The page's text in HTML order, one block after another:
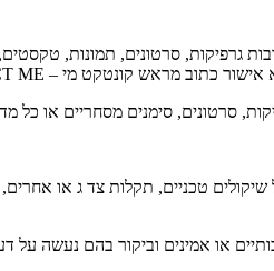
גרפיקות, סרטונים, תמונות,
אישור כתוב מראש קונטקט מי – CONTACT ME
סרטונים, סימנים מסחריים או
טכניים, תקלות צד ג או אחרים,
או אמינים וביקור בהם